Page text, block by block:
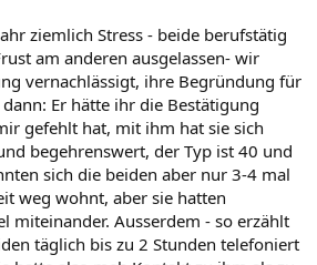
ziemlich Stress - beide berufstätig
am anderen ausgelassen- wir
vernachlässigt, ihre Begründung für
Er hätte ihr die Bestätigung
gefehlt hat, mit ihm hat sie sich
begehrenswert, der Typ ist 40 und
sich die beiden aber nur 3-4 mal
weg wohnt, aber sie hatten
miteinander. Ausserdem - so erzählt
täglich bis zu 2 Stunden telefoniert